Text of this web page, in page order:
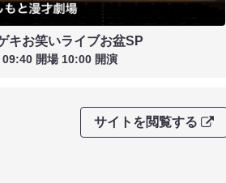
キお笑いライブお盆SP
開場 10:00 開演
サイトを閲覧する